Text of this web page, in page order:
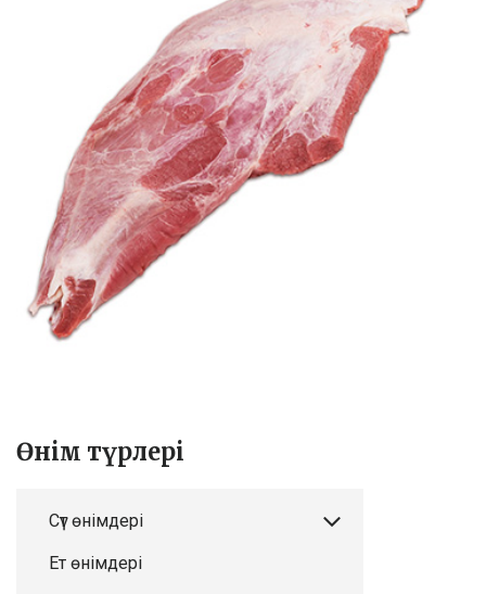
Өнім түрлері
Сүт өнімдері
Ет өнімдері